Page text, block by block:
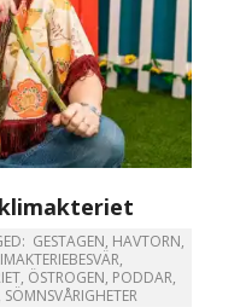
GESTAGEN, HAVTORN,
,
, ÖSTROGEN, PODDAR,
SÖMNSVÅRIGHETER